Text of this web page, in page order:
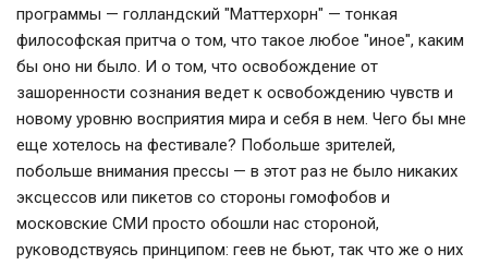
программы — голландский "Маттерхорн" — тонкая
философская притча о том, что такое любое "иное", каким
бы оно ни было. И о том, что освобождение от
зашоренности сознания ведет к освобождению чувств и
новому уровню восприятия мира и себя в нем. Чего бы мне
еще хотелось на фестивале? Побольше зрителей,
побольше внимания прессы — в этот раз не было никаких
эксцессов или пикетов со стороны гомофобов и
московские СМИ просто обошли нас стороной,
руководствуясь принципом: геев не бьют, так что же о них